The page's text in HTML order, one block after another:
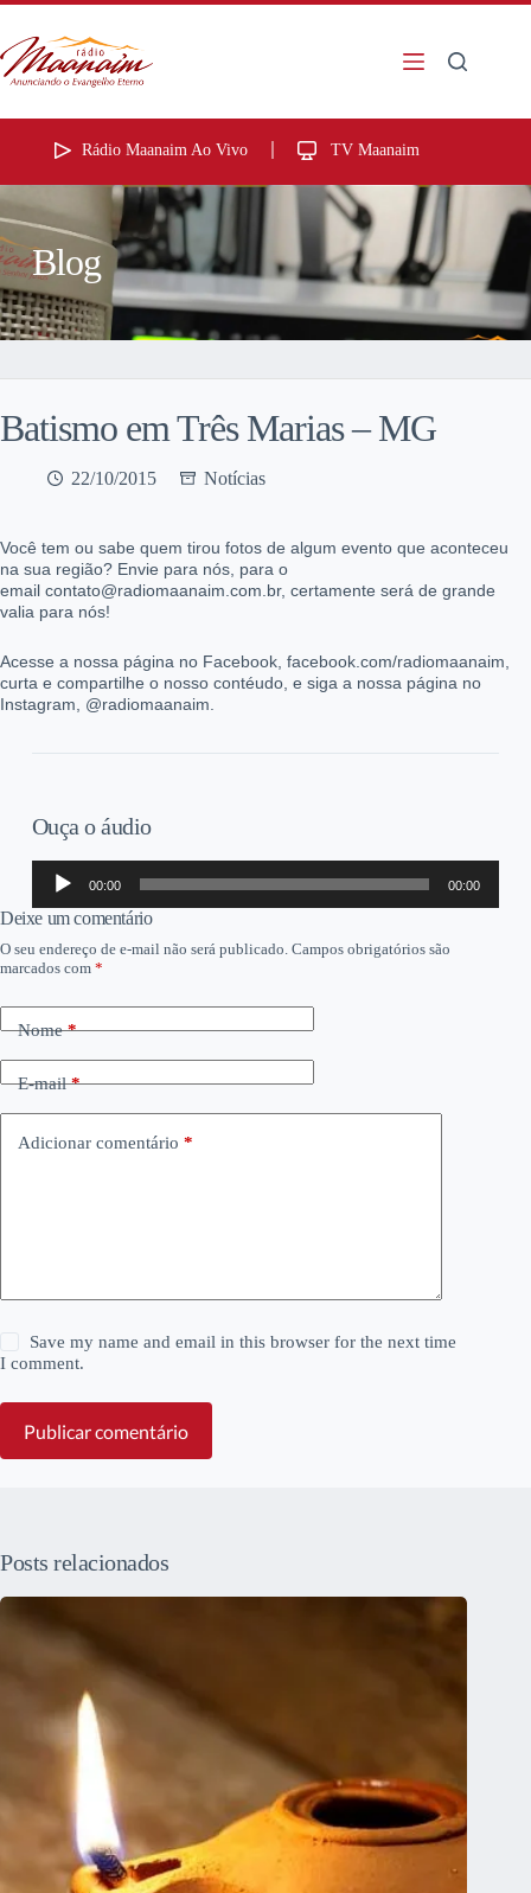
Rádio Maanaim Ao Vivo TV Maanaim
Blog
Batismo em Três Marias – MG
22/10/2015 Notícias
Você tem ou sabe quem tirou fotos de algum evento que aconteceu
na sua região? Envie para nós, para o
email contato@radiomaanaim.com.br, certamente será de grande
valia para nós!
Acesse a nossa página no Facebook, facebook.com/radiomaanaim,
curta e compartilhe o nosso contéudo, e siga a nossa página no
Instagram, @radiomaanaim.
Ouça o áudio
Tocador
áudio
00:00 00:00
Deixe um comentário
O seu endereço de e-mail não será publicado. Campos obrigatórios são
marcados com *
Nome*
E-mail*
Adicionar comentário *
Save my name and email in this browser for the next time
I comment.
Publicar comentário
Posts relacionados